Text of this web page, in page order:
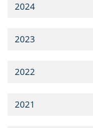
2024
2023
2022
2021